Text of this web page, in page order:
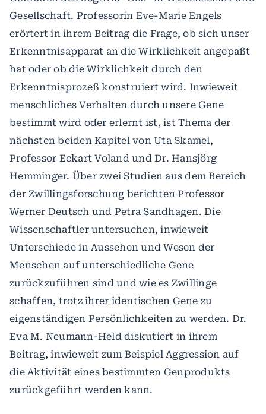
Gesellschaft. Professorin Eve-Marie Engels
erörtert in ihrem Beitrag die Frage, ob sich unser
Erkenntnisapparat an die Wirklichkeit angepaßt
hat oder ob die Wirklichkeit durch den
Erkenntnisprozeß konstruiert wird. Inwieweit
menschliches Verhalten durch unsere Gene
bestimmt wird oder erlernt ist, ist Thema der
nächsten beiden Kapitel von Uta Skamel,
Professor Eckart Voland und Dr. Hansjörg
Hemminger. Über zwei Studien aus dem Bereich
der Zwillingsforschung berichten Professor
Werner Deutsch und Petra Sandhagen. Die
Wissenschaftler untersuchen, inwieweit
Unterschiede in Aussehen und Wesen der
Menschen auf unterschiedliche Gene
zurückzuführen sind und wie es Zwillinge
schaffen, trotz ihrer identischen Gene zu
eigenständigen Persönlichkeiten zu werden. Dr.
Eva M. Neumann-Held diskutiert in ihrem
Beitrag, inwieweit zum Beispiel Aggression auf
die Aktivität eines bestimmten Genprodukts
zurückgeführt werden kann.